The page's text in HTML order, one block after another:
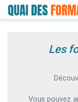
Les
Vous pouvez